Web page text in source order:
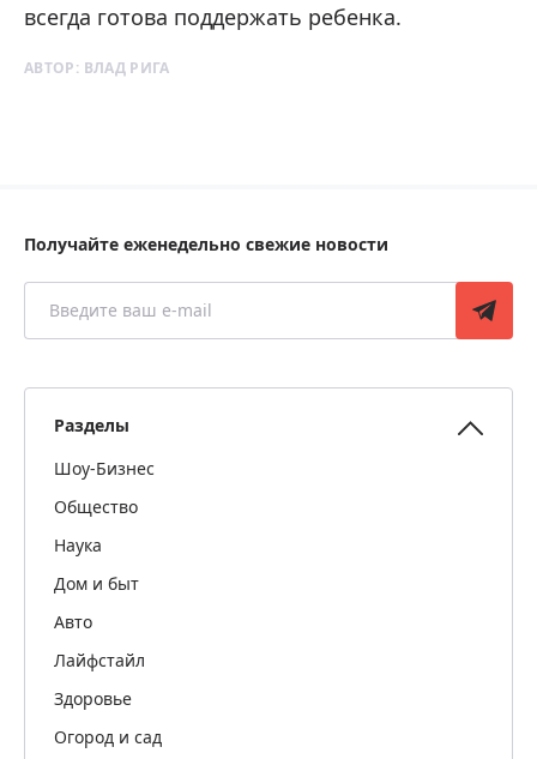
всегда готова поддержать ребенка.
АВТОР: ВЛАД РИГА
Получайте еженедельно свежие новости
Разделы
Шоу-Бизнес
Общество
Наука
Дом и быт
Авто
Лайфстайл
Здоровье
Огород и сад